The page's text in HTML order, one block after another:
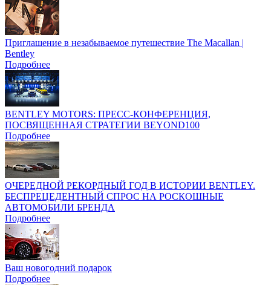
Приглашение в незабываемое путешествие The Macallan |
Bentley
Подробнее
BENTLEY MOTORS: ПРЕСС-КОНФЕРЕНЦИЯ,
ПОСВЯЩЕННАЯ СТРАТЕГИИ BEYOND100
Подробнее
ОЧЕРЕДНОЙ РЕКОРДНЫЙ ГОД В ИСТОРИИ BENTLEY.
БЕСПРЕЦЕДЕНТНЫЙ СПРОС НА РОСКОШНЫЕ
АВТОМОБИЛИ БРЕНДА
Подробнее
Ваш новогодний подарок
Подробнее